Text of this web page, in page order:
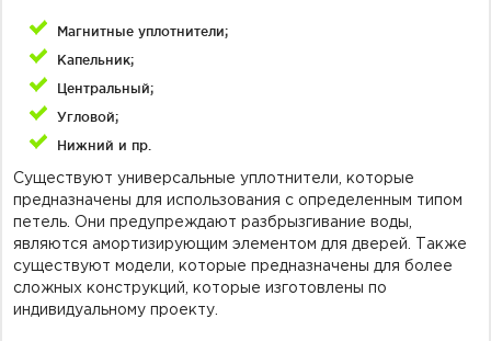
Магнитные уплотнители;
Капельник;
Центральный;
Угловой;
Нижний и пр.
Существуют универсальные уплотнители, которые
предназначены для использования с определенным типом
петель. Они предупреждают разбрызгивание воды,
являются амортизирующим элементом для дверей. Также
существуют модели, которые предназначены для более
сложных конструкций, которые изготовлены по
индивидуальному проекту.